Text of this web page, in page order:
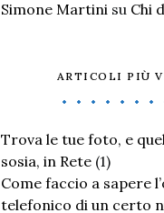
Simone Martini su Chi
ARTICOLI PIÙ
Trova le tue foto, e
sosia, in Rete (1)
Come faccio a sapere
telefonico di un certo